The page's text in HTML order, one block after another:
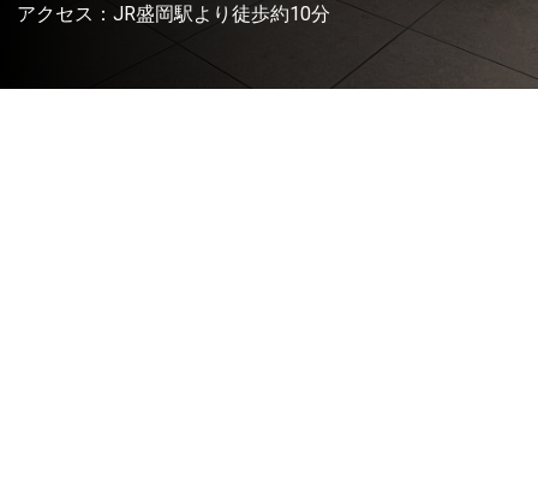
アクセス：JR盛岡駅より徒歩約10分